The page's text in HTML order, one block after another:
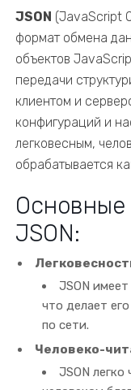
JSON (JavaScript
формат обмена
объектов
передачи
клиентом и
конфигураций и
легковесным,
обрабатывается
Основные
JSON:
JSON
что делает
по сети.
Человеко-
JSON